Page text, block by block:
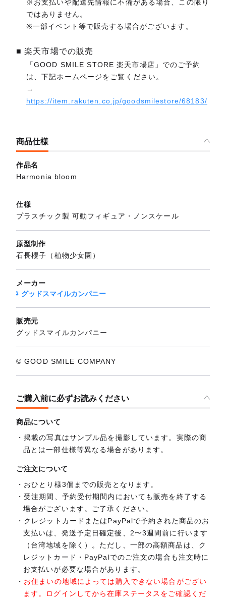
※お支払いや配送先情報に不備がある場合、この限り
ではありません。
※一部イベント等で販売する場合がございます。
■ 楽天市場での販売
「GOOD SMILE STORE 楽天市場店」でのご予約
は、下記ホームページをご覧ください。
→
https://item.rakuten.co.jp/goodsmilestore/68183/
商品仕様
作品名
Harmonia bloom
仕様
プラスチック製 可動フィギュア・ノンスケール
原型制作
石長櫻子（植物少女園）
メーカー
グッドスマイルカンパニー
販売元
グッドスマイルカンパニー
© GOOD SMILE COMPANY
ご購入前に必ずお読みください
商品について
掲載の写真はサンプル品を撮影しています。実際の商
品とは一部仕様等異なる場合があります。
ご注文について
おひとり様3個までの販売となります。
受注期間、予約受付期間内においても販売を終了する
場合がございます。ご了承ください。
クレジットカードまたはPayPalで予約された商品のお
支払いは、発送予定日確定後、2〜3週間前に行います
（台湾地域を除く）。ただし、一部の高額商品は、ク
レジットカード・PayPalでのご注文の場合も注文時に
お支払いが必要な場合があります。
お住まいの地域によっては購入できない場合がござい
ます。ログインしてから在庫ステータスをご確認くだ